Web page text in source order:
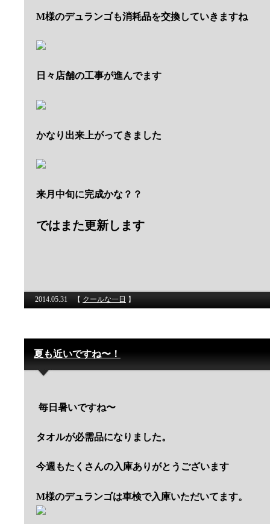
M様のデュランゴも消耗品を交換していきますね
日々店舗の工事が進んでます
かなり出来上がってきました
来月中旬に完成かな？？
ではまた更新します
2014.05.31 【 クールな一日 】
夏も近いですね〜！
毎日暑いですね〜
タオルが必需品になりました。
今週もたくさんの入庫ありがとうございます
M様のデュランゴは車検で入庫いただいてます。